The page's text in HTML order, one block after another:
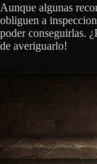
Aunque algunas
obliguen a
poder conseguirlas.
de averiguarlo!